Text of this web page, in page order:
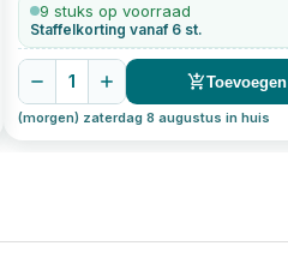
9 stuks op voorraad
Staffelkorting vanaf 6 st.
1 Toevoegen
(morgen) zaterdag 8 augustus in huis